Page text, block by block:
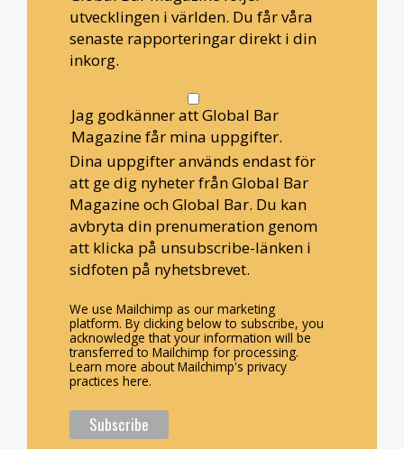
utvecklingen i världen. Du får våra
senaste rapporteringar direkt i din
inkorg.
Jag godkänner att Global Bar
Magazine får mina uppgifter.
Dina uppgifter används endast för
att ge dig nyheter från Global Bar
Magazine och Global Bar. Du kan
avbryta din prenumeration genom
att klicka på unsubscribe-länken i
sidfoten på nyhetsbrevet.
We use Mailchimp as our marketing
platform. By clicking below to subscribe, you
acknowledge that your information will be
transferred to Mailchimp for processing.
Learn more about Mailchimp's privacy
practices here.